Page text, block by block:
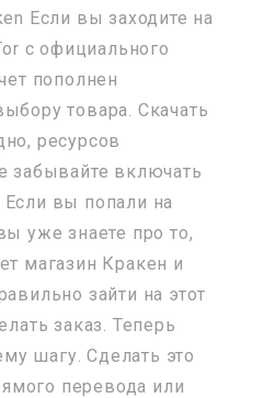
Если вы заходите на
с официального
пополнен
товара. Скачать
ресурсов
забывайте включать
вы попали на
уже знаете про то,
магазин Кракен и
зайти на этот
заказ. Теперь
шагу. Сделать это
перевода или